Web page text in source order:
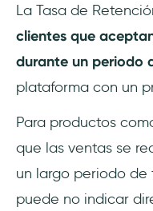
La Tasa de
clientes que
durante un periodo
plataforma con un
Para productos
que las ventas se
un largo periodo
puede no indicar